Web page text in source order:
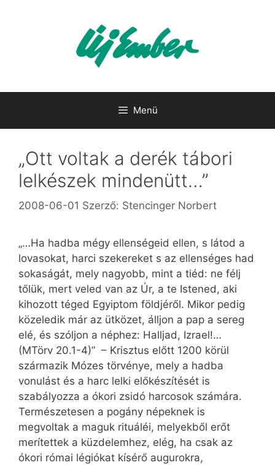
Menü
„Ott voltak a derék tábori
lelkészek mindenütt…”
2008-06-01 Szerző: Stencinger Norbert
„…Ha hadba mégy ellenségeid ellen, s látod a
lovasokat, harci szekereket s az ellenséges had
sokaságát, mely nagyobb, mint a tiéd: ne félj
tőlük, mert veled van az Úr, a te Istened, aki
kihozott téged Egyiptom földjéről. Mikor pedig
közeledik már az ütközet, álljon a pap a sereg
elé, és szóljon a néphez: Halljad, Izrael!…
(MTörv 20.1-4)” – Krisztus előtt 1200 körül
származik Mózes törvénye, mely a hadba
vonulást és a harc lelki előkészítését is
szabályozza a ókori zsidó harcosok számára.
Természetesen a pogány népeknek is
megvoltak a maguk rituáléi, melyekből erőt
merítettek a küzdelemhez, elég, ha csak az
ókori római légiókat kísérő augurokra,